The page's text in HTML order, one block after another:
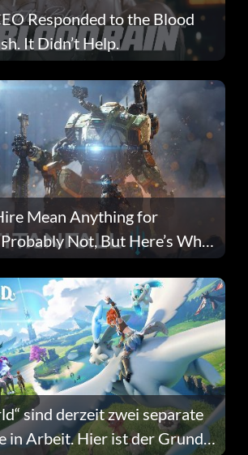
Responded to the Blood
It Didn’t Help.
Mean Anything for
Not, But Here’s Why
sind derzeit zwei separate
in Arbeit. Hier ist der Grund